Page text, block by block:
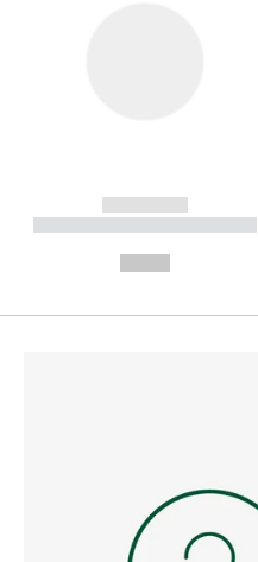
------------
----------- ----------- --------